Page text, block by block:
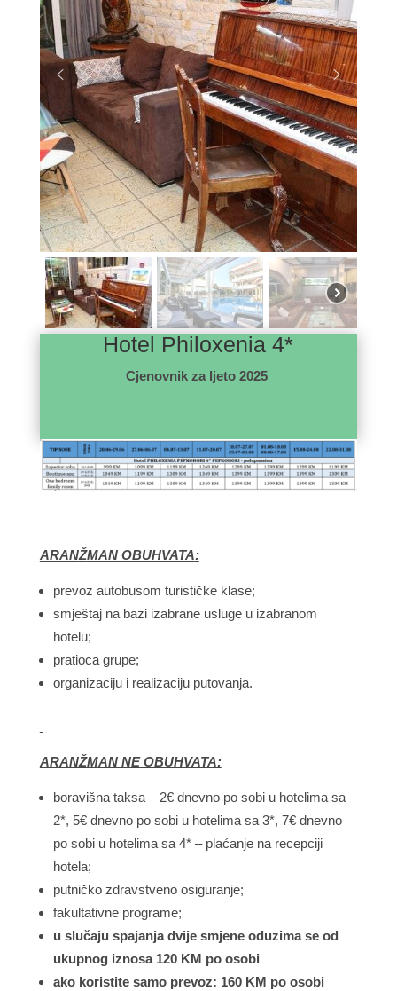
Hotel Philoxenia 4*
Cjenovnik za ljeto 2025
ARANŽMAN OBUHVATA:
prevoz autobusom turističke klase;
smještaj na bazi izabrane usluge u izabranom
hotelu;
pratioca grupe;
organizaciju i realizaciju putovanja.
ARANŽMAN NE OBUHVATA:
boravišna taksa – 2€ dnevno po sobi u hotelima sa
2*, 5€ dnevno po sobi u hotelima sa 3*, 7€ dnevno
po sobi u hotelima sa 4* – plaćanje na recepciji
hotela;
putničko zdravstveno osiguranje;
fakultativne programe;
u slučaju spajanja dvije smjene oduzima se od
ukupnog iznosa 120 KM po osobi
ako koristite samo prevoz: 160 KM po osobi